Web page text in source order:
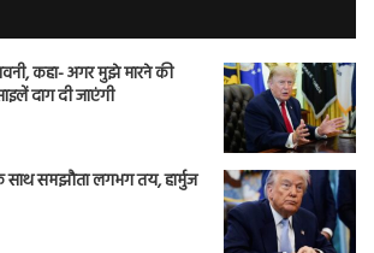
कहा- अगर मुझे मारने की
दाग दी जाएंगी
साथ समझौता लगभग तय, हार्मुज